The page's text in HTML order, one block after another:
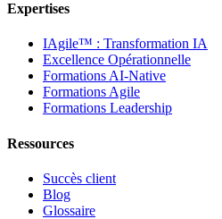
Expertises
IAgile™ : Transformation IA
Excellence Opérationnelle
Formations AI-Native
Formations Agile
Formations Leadership
Ressources
Succès client
Blog
Glossaire